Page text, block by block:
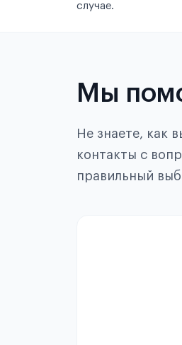
случае.
Мы
Не знаете, как
контакты с
правильный